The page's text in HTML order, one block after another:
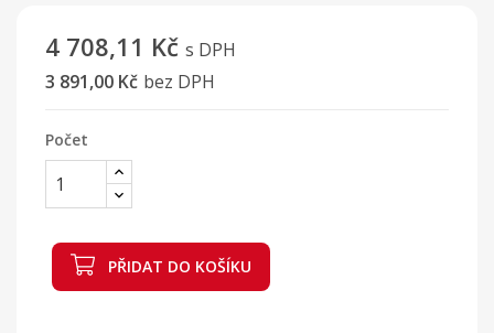
4 708,11 Kč s DPH
3 891,00 Kč bez DPH
Počet
PŘIDAT DO KOŠÍKU